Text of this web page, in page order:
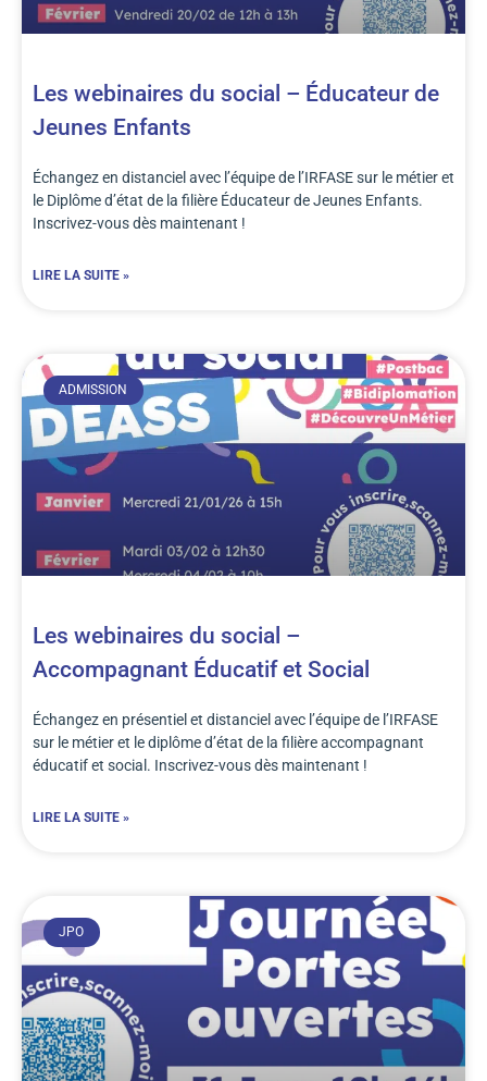
Les webinaires du social – Éducateur de
Jeunes Enfants
Échangez en distanciel avec l’équipe de l’IRFASE sur le métier et
le Diplôme d’état de la filière Éducateur de Jeunes Enfants.
Inscrivez-vous dès maintenant !
LIRE LA SUITE »
ADMISSION
Les webinaires du social –
Accompagnant Éducatif et Social
Échangez en présentiel et distanciel avec l’équipe de l’IRFASE
sur le métier et le diplôme d’état de la filière accompagnant
éducatif et social. Inscrivez-vous dès maintenant !
LIRE LA SUITE »
JPO